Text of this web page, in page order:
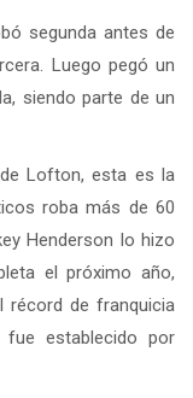
segunda antes de
Luego pegó un
siendo parte de un
Lofton, esta es la
roba más de 60
Henderson lo hizo
el próximo año,
récord de franquicia
establecido por